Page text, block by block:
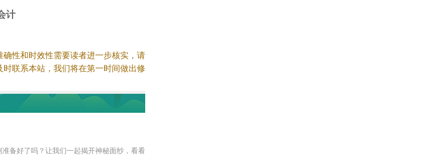
计
性和时效性需要读者进一步核实，请
联系本站，我们将在第一时间做出修
备好了吗？让我们一起揭开神秘面纱，看看